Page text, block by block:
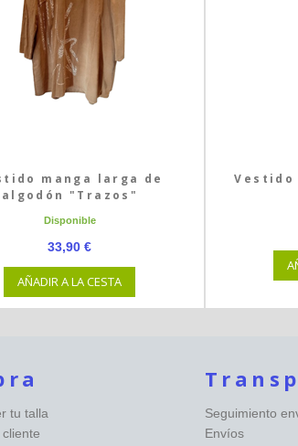
manga larga de
algodón "Trazos"
Disponible
33,90 €
AÑADIR A LA CESTA
tu talla
Seguimiento
Envíos